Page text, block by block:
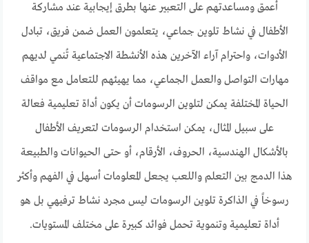
أعمق ومساعدتهم على التعبير عنها بطرق إيجابية عند مشاركة
الأطفال في نشاط تلوين جماعي، يتعلمون العمل ضمن فريق، تبادل
الأدوات، واحترام آراء الآخرين هذه الأنشطة الاجتماعية تُنمي لديهم
مهارات التواصل والعمل الجماعي، مما يهيئهم للتعامل مع مواقف
الحياة المختلفة يمكن لتلوين الرسومات أن يكون أداة تعليمية فعالة
على سبيل المثال، يمكن استخدام الرسومات لتعريف الأطفال
بالأشكال الهندسية، الحروف، الأرقام، أو حتى الحيوانات والطبيعة
هذا الدمج بين التعلم واللعب يجعل المعلومات أسهل في الفهم وأكثر
رسوخاً في الذاكرة تلوين الرسومات ليس مجرد نشاط ترفيهي بل هو
أداة تعليمية وتنموية تحمل فوائد كبيرة على مختلف المستويات.